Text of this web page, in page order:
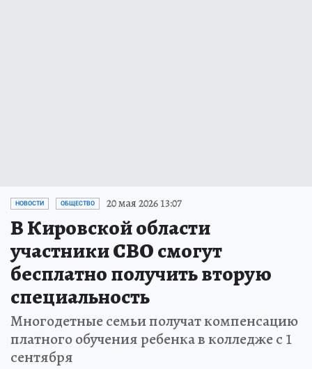
НОВОСТИ ОБЩЕСТВО 20 мая 2026 13:07
В Кировской области
участники СВО смогут
бесплатно получить вторую
специальность
Многодетные семьи получат компенсацию
платного обучения ребенка в колледже с 1
сентября